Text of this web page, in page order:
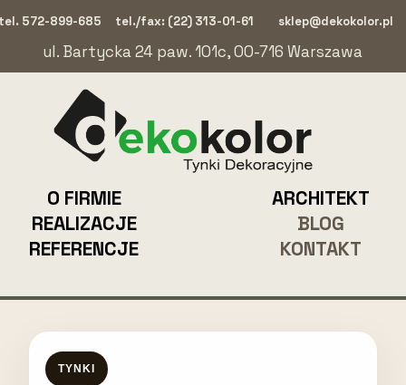
KONTAKT
BLOG
REALIZACJE
ARCHITEKT
REFERENCJE
O FIRMIE
ul. Bartycka 24 paw. 101c, 00-716 Warszawa
sklep@dekokolor.pl
tel./fax: (22) 313-01-61
572-899-685
TYNKI